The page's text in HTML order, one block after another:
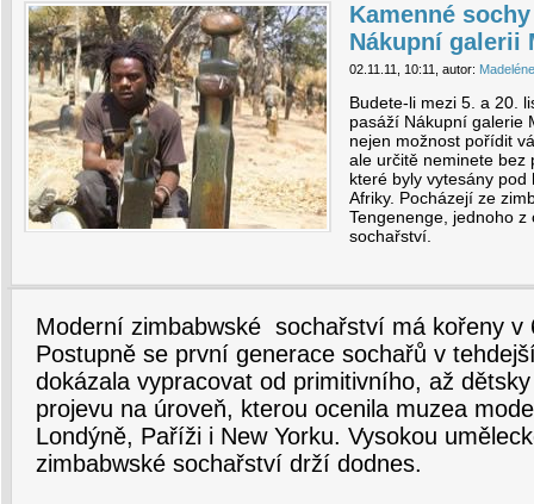
Kamenné
Nákupní galerii
02.11.11, 10:11, autor: Madeléne
Budete-li mezi 5. a 20.
pasáží Nákupní galerie
nejen možnost pořídit
ale určitě neminete bez
které byly vytesány
Afriky. Pocházejí ze
Tengenenge, jednoho
sochařství.
Moderní zimbabwské sochařství má kořeny v
Postupně se první generace sochařů v
dokázala vypracovat od primitivního, až
projevu na úroveň, kterou ocenila muzea
Londýně, Paříži i New Yorku. Vysokou
zimbabwské sochařství drží dodnes.